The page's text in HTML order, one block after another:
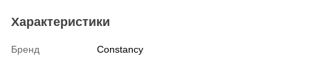
Характеристики
Бренд Constancy